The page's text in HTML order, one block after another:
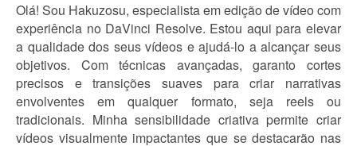
Olá! Sou Hakuzosu, especialista em edição de vídeo com
experiência no DaVinci Resolve. Estou aqui para elevar
a qualidade dos seus vídeos e ajudá-lo a alcançar seus
objetivos. Com técnicas avançadas, garanto cortes
precisos e transições suaves para criar narrativas
envolventes em qualquer formato, seja reels ou
tradicionais. Minha sensibilidade criativa permite criar
vídeos visualmente impactantes que se destacarão nas